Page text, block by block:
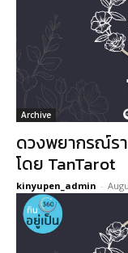
Archive
ดวงพยากรณ์ร
โดย TanTarot
kinyupen_admin -